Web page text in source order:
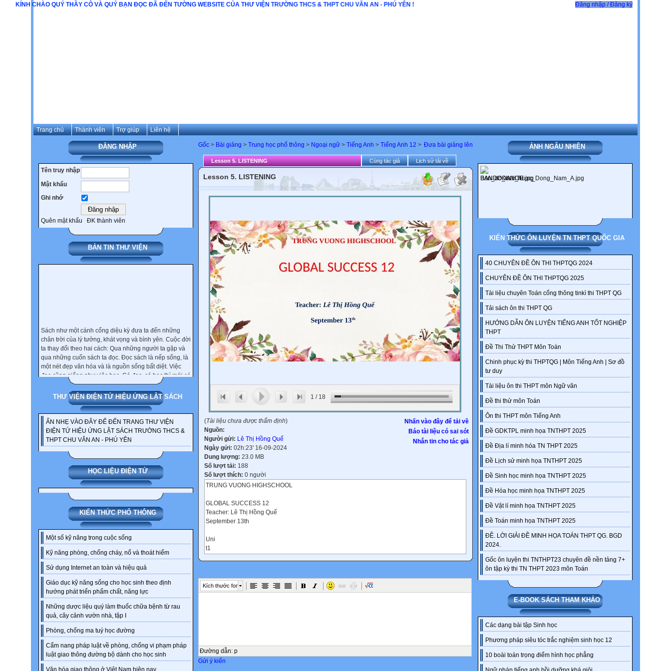
Đăng nhập / Đăng ký
Trang chủ Thành viên Trợ giúp Liên hệ
ĐĂNG NHẬP
Tên truy nhập
Mật khẩu
Ghi nhớ
Quên mật khẩu ĐK thành viên
BẢN TIN THƯ VIỆN
chân trời của lý tưởng, khát vọng và bình yên. Cuộc đời
ta thay đổi theo hai cách: Qua những người ta gặp và
qua những cuốn sách ta đọc. Đọc sách là nếp sống, là
một nét đẹp văn hóa và là nguồn sống bất diệt. Việc
đọc cũng giống như việc học. Có đọc, có học thì mới có
nhân. Thói quen đọc sách chỉ được hình thành và duy
sách là người biết yêu thương bản thân mình và là
người biết trân trọng cuộc sống. Việc đọc một cuốn
sách có đem lại cho bạn lợi ích hay không, phụ thuộc
vào thái độ và tâm thế của bạn khi đọc.
THƯ VIỆN ĐIỆN TỬ HIỆU ỨNG LẬT SÁCH
ẤN NHẸ VÀO ĐÂY ĐỂ ĐẾN TRANG THƯ VIỆN
ĐIỆN TỬ HIỆU ỨNG LẬT SÁCH TRƯỜNG THCS &
THPT CHU VĂN AN - PHÚ YÊN
HỌC LIỆU ĐIỆN TỬ
KIẾN THỨC PHỔ THÔNG
Một số kỹ năng trong cuộc sống
Kỹ năng phòng, chống cháy, nổ và thoát hiểm
Sử dụng Internet an toàn và hiệu quả
Giáo dục kỹ năng sống cho học sinh theo định
hướng phát triển phẩm chất, năng lực
Những dược liệu quý làm thuốc chữa bệnh từ rau
quả, cây cảnh vườn nhà, tập I
Phòng, chống ma tuý học đường
Cẩm nang pháp luật về phòng, chống vi phạm pháp
luật giao thông đường bộ dành cho học sinh
Văn hóa giao thông ở Việt Nam hiện nay
ẢNH NGẪU NHIÊN
KIẾN THỨC ÔN LUYỆN TN THPT QUỐC GIA
40 CHUYÊN ĐỀ ÔN THI THPTQG 2024
CHUYÊN ĐỀ ÔN THI THPTQG 2025
Tài liệu chuyên Toán cổng thông tinkì thi THPT QG
Tải sách ôn thi THPT QG
HƯỚNG DẪN ÔN LUYỆN TIẾNG ANH TỐT NGHIỆP
THPT
Đề Thi Thử THPT Môn Toán
Chinh phục kỳ thi THPTQG | Môn Tiếng Anh | Sơ đồ
tư duy
Tài liệu ôn thi THPT môn Ngữ văn
Đề thi thử môn Toán
Ôn thi THPT môn Tiếng Anh
Đề GDKTPL minh họa TNTHPT 2025
Đề Địa lí minh hóa TN THPT 2025
Đề Lịch sử minh họa TNTHPT 2025
Đề Sinh học minh họa TNTHPT 2025
Đề Hóa học minh họa TNTHPT 2025
Đề Vật lí minh họa TNTHPT 2025
Đề Toán minh họa TNTHPT 2025
ĐỀ. LỜI GIẢI ĐỀ MINH HỌA TOÁN THPT QG. BGD
2024.
Gốc ôn luyện thi TNTHPT23 chuyên đề nền tảng 7+
ôn tập kỳ thi TN THPT 2023 môn Toán
E-BOOK SÁCH THAM KHẢO
Các dạng bài tập Sinh học
Phương pháp siêu tóc trắc nghiệm sinh học 12
10 boài toán trọng điểm hình học phẳng
Đưa bài giảng lên
Gốc > Bài giảng > Trung học phổ thông > Ngoại ngữ > Tiếng Anh > Tiếng Anh 12 >
Lesson 5. LISTENING Cùng tác giả Lịch sử tải về
Lesson 5. LISTENING
1 / 18
Nhấn vào đây để tải về
Báo tài liệu có sai sót
Nhắn tin cho tác giả
(Tài liệu chưa được thẩm định)
Nguồn:
Người gửi: Lê Thị Hồng Quế
Ngày gửi: 02h:23' 16-09-2024
Dung lượng: 23.0 MB
Số lượt tải: 188
Số lượt thích: 0 người
TRUNG VUONG HIGHSCHOOL
GLOBAL SUCCESS 12
Teacher: Lê Thị Hồng Quế
September 13th
Uni
t1
LESSON 5
WARM-UP
Question 1:
Kích thước font
Đường dẫn: p
Gửi ý kiến
KÍNH CHÀO QUÝ THẦY CÔ VÀ QUÝ BẠN ĐỌC ĐÃ ĐẾN TƯỜNG WEBSITE CỦA THƯ VIỆN TRƯỜNG THCS & THPT CHU VĂN AN - PHÚ YÊN !